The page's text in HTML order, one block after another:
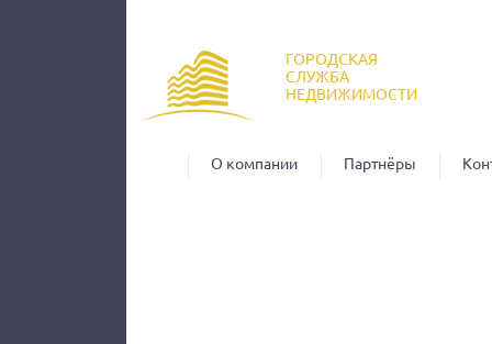
ГОРОДСКАЯ
СЛУЖБА
НЕДВИЖИМОСТИ
О компании Партнёры